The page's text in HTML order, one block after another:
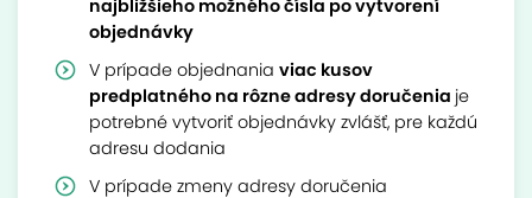
najbližšieho možného čísla po vytvorení
objednávky
V prípade objednania viac kusov
predplatného na rôzne adresy doručenia je
potrebné vytvoriť objednávky zvlášť, pre každú
adresu dodania
V prípade zmeny adresy doručenia